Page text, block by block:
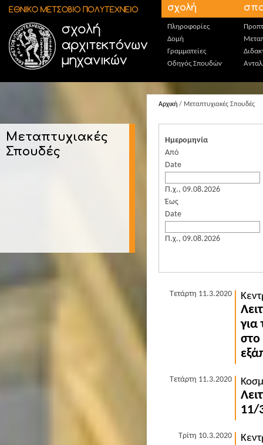
Παράκαμψη προς το κυρίως περιεχόμενο σχολή
Πληροφορίες
Δομή
Γραμματείες
Οδηγός Σπουδών
Μεταπτυχιακές
Σπουδές
Αρχική / Μεταπτυχιακές Σπουδές
Ημερομηνία
Από
Date
Π.χ., 09.08.2026
Έως
Date
Π.χ., 09.08.2026
Τετάρτη 11.3.2020
για
στο
Τετάρτη 11.3.2020
11/
Τρίτη 10.3.2020